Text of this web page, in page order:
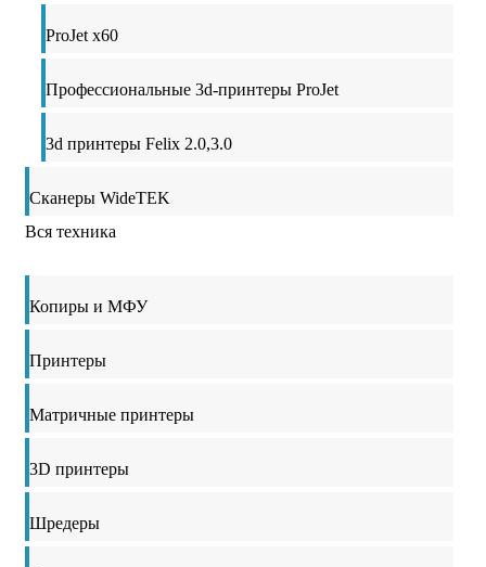
ProJet x60
Профессиональные 3d-принтеры ProJet
3d принтеры Felix 2.0,3.0
Сканеры WideTEK
Вся техника
Копиры и МФУ
Принтеры
Матричные принтеры
3D принтеры
Шредеры